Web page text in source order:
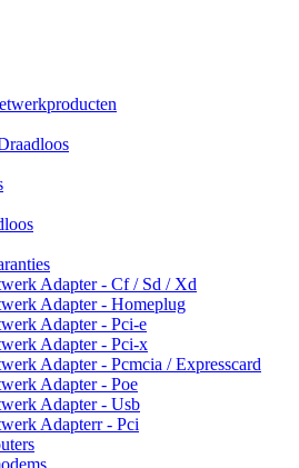
Adapter - Cf / Sd / Xd
Adapter - Homeplug
Adapter - Pci-e
Adapter - Pci-x
Adapter - Pcmcia / Expresscard
Adapter - Poe
Adapter - Usb
Adapterr - Pci